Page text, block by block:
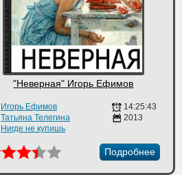
"Неверная" Игорь Ефимов
Игорь Ефимов
Татьяна Телегина
Нигде не купишь
14:25:43
2013
Подробнее